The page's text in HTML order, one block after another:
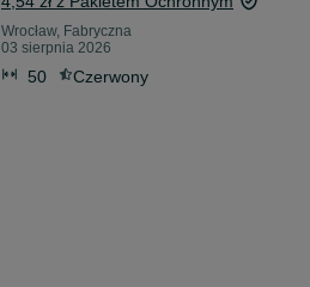
Wrocław, Fabryczna
03 sierpnia 2026
50 Czerwony